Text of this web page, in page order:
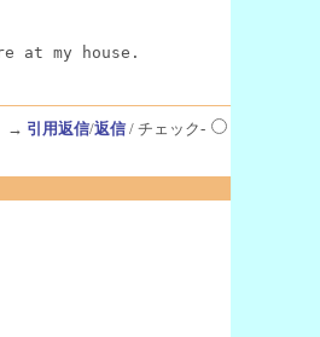
at my house.
→ 引用返信/返信/ チェック-